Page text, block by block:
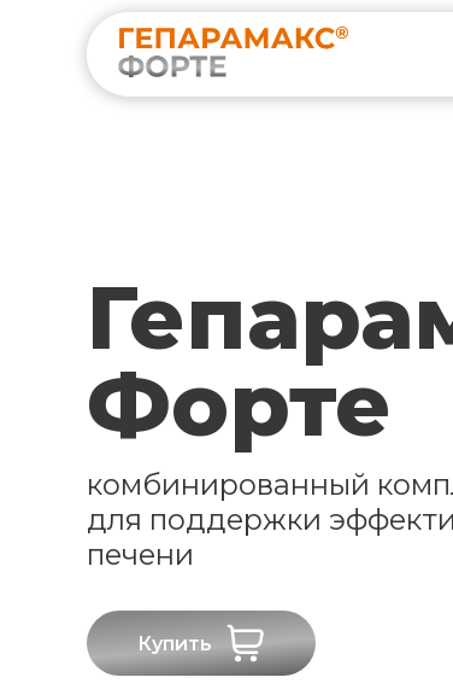
Форте
комбинированный
для поддержки
печени
Купить